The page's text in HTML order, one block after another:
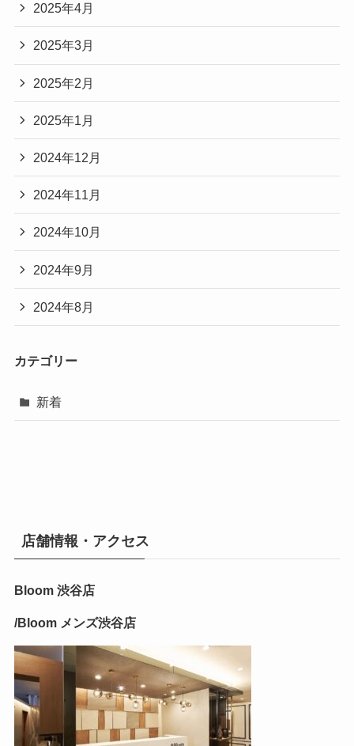
2025年4月
2025年3月
2025年2月
2025年1月
2024年12月
2024年11月
2024年10月
2024年9月
2024年8月
カテゴリー
新着
店舗情報・アクセス
Bloom 渋谷店
/Bloom メンズ渋谷店